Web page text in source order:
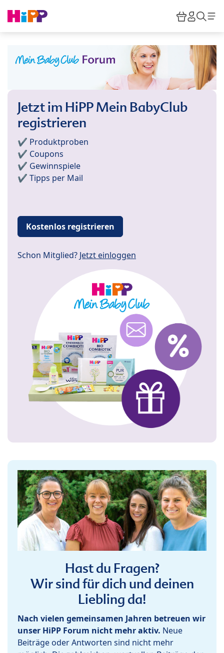
HiPP
Jetzt im HiPP Mein BabyClub
registrieren
✔️ Produktproben
✔️ Coupons
✔️ Gewinnspiele
✔️ Tipps per Mail
Kostenlos registrieren
Schon Mitglied? Jetzt einloggen
Hast du Fragen?
Wir sind für dich und deinen
Liebling da!
Nach vielen gemeinsamen Jahren betreuen wir
unser HiPP Forum nicht mehr aktiv. Neue
Beiträge oder Antworten sind nicht mehr